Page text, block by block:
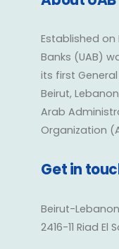
Established on
Banks (UAB)
its first
Beirut,
Arab
Organization
Get in
Beirut-Lebanon
2416-11 Riad El